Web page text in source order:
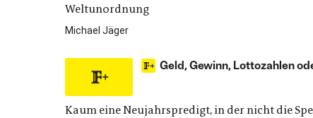
Weltunordnung
Michael Jäger
Geld, Gewinn, Lottozahlen
Kaum eine Neujahrspredigt, in der nicht die